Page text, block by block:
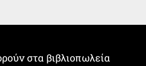
στα βιβλιοπωλεία